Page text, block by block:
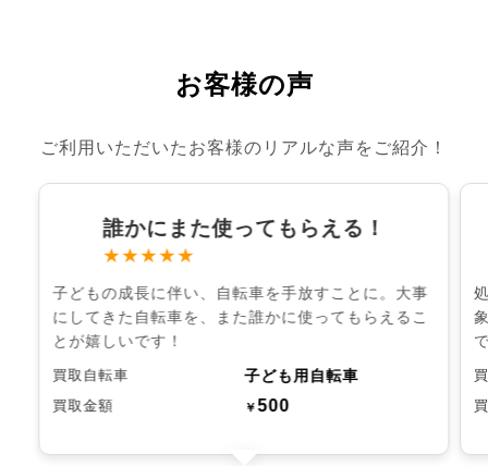
お客様の声
ご利用いただいたお客様のリアルな声をご紹介！
誰かにまた使ってもらえる！
★★★★★
子どもの成長に伴い、自転車を手放すことに。大事
にしてきた自転車を、また誰かに使ってもらえるこ
とが嬉しいです！
買取自転車 子ども用自転車
買取金額 ￥500